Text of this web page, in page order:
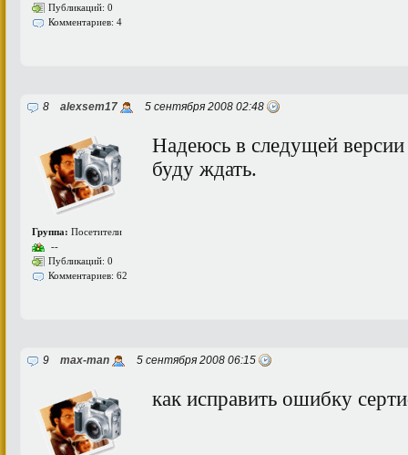
Публикаций: 0
Комментариев: 4
8 alexsem17 5 сентября 2008 02:48
Группа: Посетители
--
Публикаций: 0
Комментариев: 62
Надеюсь в следущей
буду ждать.
9 max-man 5 сентября 2008 06:15
как исправить ошибку